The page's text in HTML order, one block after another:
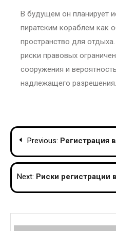
В будущем он планирует
пиратским кораблем как
пространство для
риски правовых
сооружения и
надлежащего разрешения.
Post
navigation
Previous: Регистрация
Next: Риски регистрации